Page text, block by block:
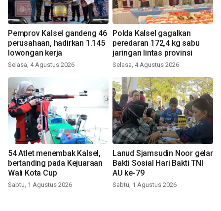
Pemprov Kalsel gandeng 46
perusahaan, hadirkan 1.145
lowongan kerja
Selasa, 4 Agustus 2026
Polda Kalsel gagalkan
peredaran 172,4 kg sabu
jaringan lintas provinsi
Selasa, 4 Agustus 2026
54 Atlet menembak Kalsel,
bertanding pada Kejuaraan
Wali Kota Cup
Sabtu, 1 Agustus 2026
Lanud Sjamsudin Noor gelar
Bakti Sosial Hari Bakti TNI
AU ke-79
Sabtu, 1 Agustus 2026